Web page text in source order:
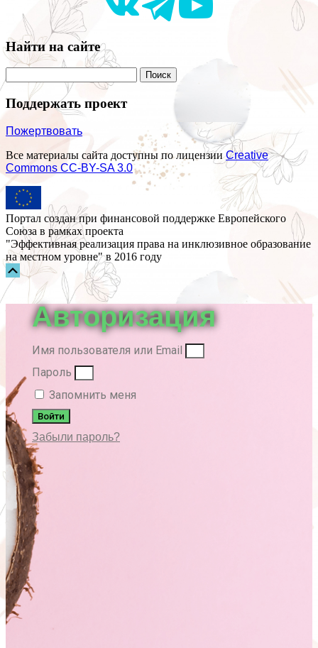
Найти на сайте
Поддержать проект
Пожертвовать
Все материалы сайта доступны по лицензииCreative
Commons СС-BY-SA 3.0
Портал создан при финансовой поддержке Европейского
Союза в рамках проекта
"Эффективная реализация права на инклюзивное образование
на местном уровне" в 2016 году
Прокрутка
вверх
Авторизация
Имя пользователя или Email
Пароль
Запомнить меня
Войти
Забыли пароль?